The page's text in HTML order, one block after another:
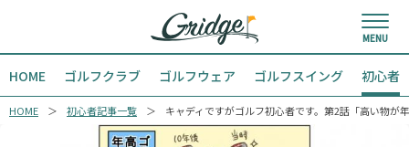
HOME ゴルフクラブ ゴルフウェア ゴルフスイング 初心者
HOME 初心者記事一覧 キャディですがゴルフ初心者です。第2話「高い物が